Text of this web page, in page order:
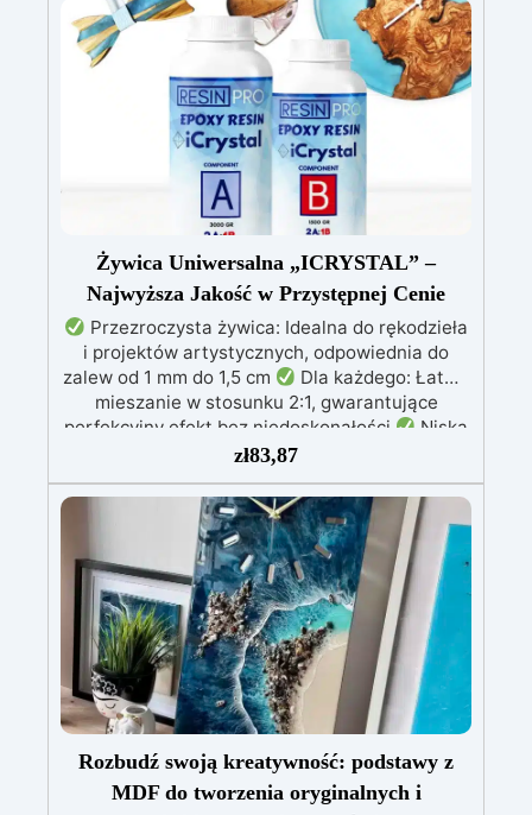
Żywica Uniwersalna „ICRYSTAL” –
Najwyższa Jakość w Przystępnej Cenie
Przezroczysta żywica: Idealna do rękodzieła
i projektów artystycznych, odpowiednia do
zalew od 1 mm do 1,5 cm
Dla każdego: Łatwe
mieszanie w stosunku 2:1, gwarantujące
perfekcyjny efekt bez niedoskonałości
Niska
lepkość: Zapewnia odlewy bez pęcherzyków,
kompatybilna z drewnem, silikonem, szkłem,
metalem i innymi materiałami
Bezpieczna po
utwardzeniu: Nietoksyczna, bezpieczna dla
skóry, wolna od BPA i rozpuszczalników (VOC
Free)
Błyszcząca i samopoziomująca: Z
filtrami UV przeciw żółknięciu dla trwałego i
lśniącego wykończenia
zł83,87
Rozbudź swoją kreatywność: podstawy z
MDF do tworzenia oryginalnych i